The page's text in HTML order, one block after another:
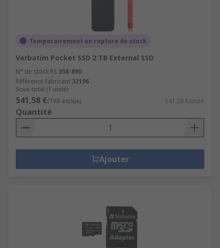
Temporairement en rupture de stock
Verbatim Pocket SSD 2 TB External SSD
N° de stock RS 358-890
Référence fabricant 32196
Sous-total (1 unité)
541,58 €(TVA exclue) 541,58 €/unité
Quantité
Ajouter